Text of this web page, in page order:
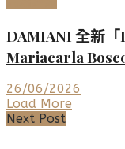
DAMIANI 全新
Mariacarla
26/06/2026
Load More
Next Post